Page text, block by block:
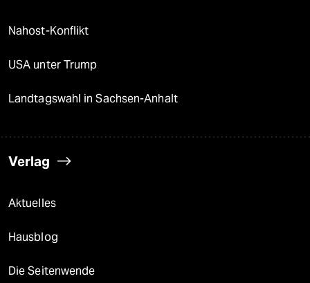
Nahost-Konflikt
USA unter Trump
Landtagswahl in Sachsen-Anhalt
Verlag
Aktuelles
Hausblog
Die Seitenwende